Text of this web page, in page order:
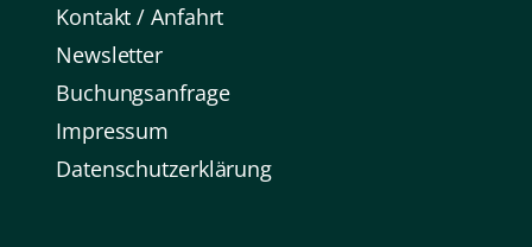
Kontakt / Anfahrt
Newsletter
Buchungsanfrage
Impressum
Datenschutz­erklärung